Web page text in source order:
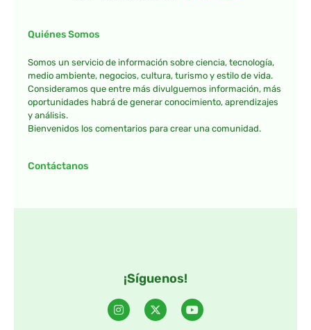
Quiénes Somos
Somos un servicio de información sobre ciencia, tecnología,
medio ambiente, negocios, cultura, turismo y estilo de vida.
Consideramos que entre más divulguemos información, más
oportunidades habrá de generar conocimiento, aprendizajes
y análisis.
Bienvenidos los comentarios para crear una comunidad.
Contáctanos
¡Síguenos!